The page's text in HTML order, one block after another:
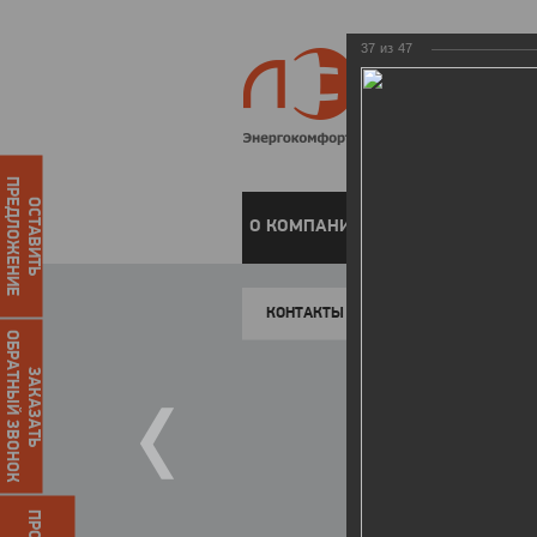
О КОМПАНИИ
КОНТАКТЫ
ОСТАВИТЬ
ПРЕДЛОЖЕНИЕ
ЗАКАЗАТЬ
ОБРАТНЫЙ ЗВОНОК
37 из 47